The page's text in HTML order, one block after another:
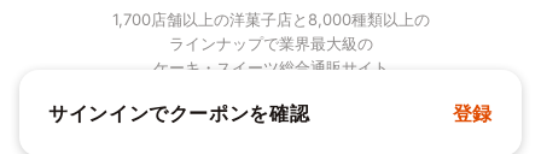
1,700店舗以上の洋菓子店と8,000種類以上の
ラインナップで業界最大級の
ケーキ・スイーツ総合通販サイト
© Cake.jp Co., Ltd.
サインインでクーポンを確認 登録